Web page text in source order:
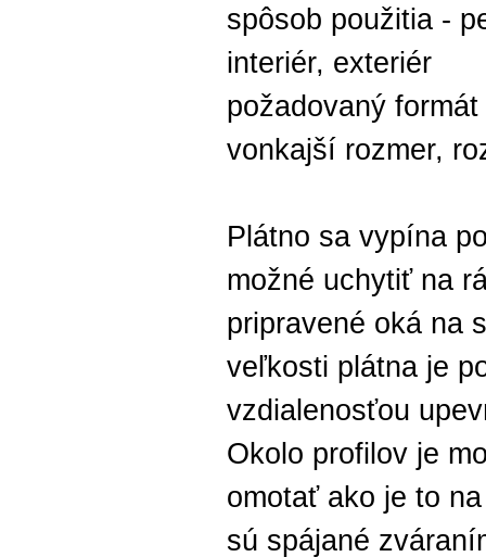
spôsob použitia -
interiér, exteriér
požadovaný
vonkajší rozmer,
Plátno sa vypína
možné uchytiť na
pripravené oká na
veľkosti plátna je
vzdialenosťou
Okolo profilov je
omotať ako je to
sú spájané